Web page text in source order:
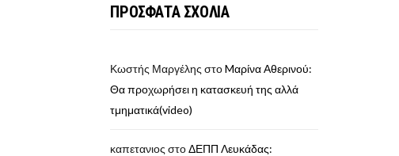
ΠΡΟΣΦΑΤΑ ΣΧΟΛΙΑ
Κωστής Μαργέλης στοMαρίνα Αθερινού:
Θα προχωρήσει η κατασκευή της αλλά
τμηματικά(video)
καπετανιος στοΔΕΠΠ Λευκάδας: